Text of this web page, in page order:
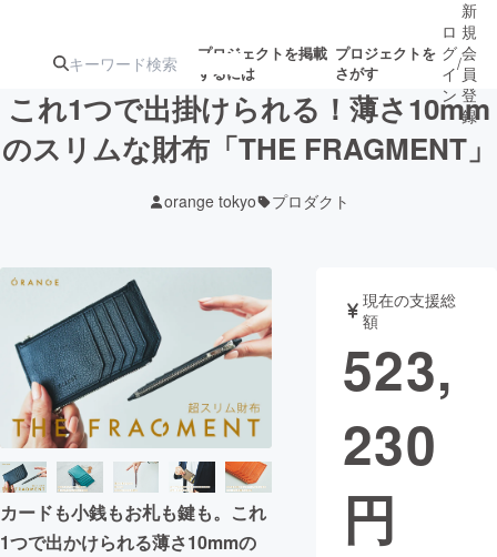
プロジェクトを掲載
するには
プロジェクトを
さがす
ジェクト
募集終了が近いプ
ロジェクト
アート・写真 音楽
テクノロジー・ガジェット ゲーム・サ
映像・映画
ビジネス・起業
まちづくり・地域活性化
ロ
グ
イ
ン
/
新
規
会
員
登
録
これ1つで出掛けられる！薄さ10mm
のスリムな財布「THE FRAGMENT」
orange tokyo プロダクト
カードも小銭もお札も鍵も。これ
1つで出かけられる薄さ10mmの
現在の支援総
額
523,
230
円